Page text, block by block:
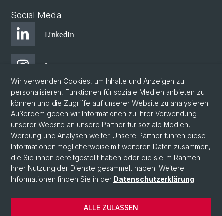
Social Media
LinkedIn
Instagram
Bluesky
Vimeo
YouTube
© Universität Basel
Wir verwenden Cookies, um Inhalte und Anzeigen zu
personalisieren, Funktionen für soziale Medien anbieten zu
können und die Zugriffe auf unserer Website zu analysieren.
Außerdem geben wir Informationen zu Ihrer Verwendung
unserer Website an unsere Partner für soziale Medien,
Werbung und Analysen weiter. Unsere Partner führen diese
Informationen möglicherweise mit weiteren Daten zusammen,
die Sie ihnen bereitgestellt haben oder die sie im Rahmen
Ihrer Nutzung der Dienste gesammelt haben. Weitere
Informationen finden Sie in der Datenschutzerklärung.
ALLE ZULASSEN